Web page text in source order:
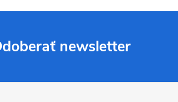
newsletter